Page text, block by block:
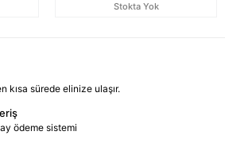
Stokta Yok
kısa sürede elinize ulaşır.
ödeme sistemi